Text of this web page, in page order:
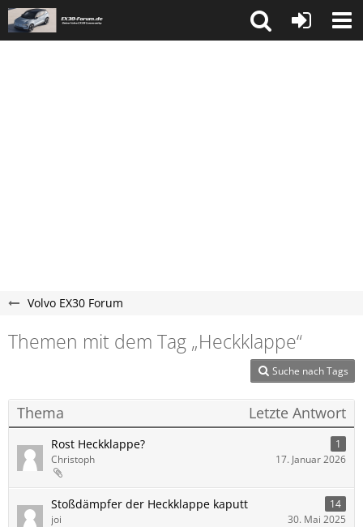
Volvo EX30 Forum
Themen mit dem Tag „Heckklappe“
Suche nach Tags
Thema Letzte Antwort
Rost Heckklappe?
1
Christoph
17. Januar 2026
Stoßdämpfer der Heckklappe kaputt
14
joi
30. Mai 2025